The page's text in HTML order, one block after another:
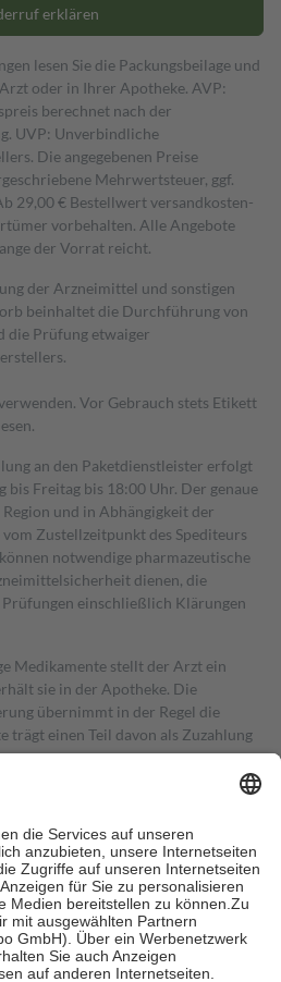
erklären
lesen Sie die Packungsbeilage und
oder in Ihrer Apotheke. AVP:
berechnet nach der
UVP: Unverbindliche
Die angegebenen Preise
Mehrwertsteuer, ggf.
29,00 € Bestell­wert versand­kosten­
vorbehalten. Alle Angebote
der Vorrat reicht.
der Arzneimittel und sonstigen
beinhaltet die Durchführung von
die Prüfung etwaiger
Vor Gebrauch stets Etikett
an den Paketdienstleister erfolgt
bis Freitag bis 18:00 Uhr. Der genaue
und in Abhängigkeit der
Zustellzeitpunkt des Spediteurs
notwendige pharmazeutische
dienen, die
einschließlich Klärungen
Medikamente stellt der Arzt ein
sie in der Apotheke. Die
übernimmt in der Regel die
trägt einen Teil davon als Zuzahlung
Zuzahlungen in Höhe von zehn
jedoch nie mehr als die tatsächlichen
auch für Online-Apotheken.
Krankenpflege beträgt die
sowie zehn Euro je
für ihre eigene Gesundheit zu